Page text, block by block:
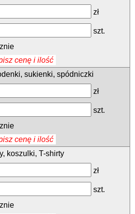
zł
szt.
cenę i ilość
sukienki, spódniczki
zł
szt.
cenę i ilość
koszulki, T-shirty
zł
szt.